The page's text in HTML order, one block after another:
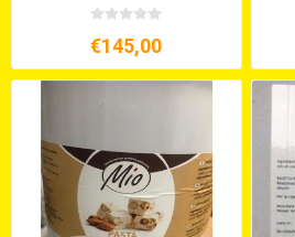
€145,00